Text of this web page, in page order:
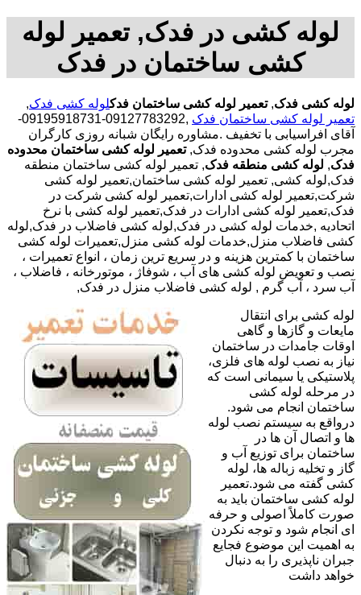
لوله کشی در فدک, تعمیر لوله
کشی ساختمان در فدک
لوله کشی فدک,تعمیر لوله کشی ساختمان فدکلوله کشی فدک,
تعمیر لوله کشی ساختمان فدک
,09127783292-09195918731-
آقای افراسیابی با تخفیف .مشاوره رایگان شبانه روزی کارگران
مجرب لوله کشی محدوده فدک,تعمیر لوله کشی ساختمان محدوده
فدک, لوله کشی منطقه فدک, تعمیر لوله کشی ساختمان منطقه
فدک,لوله کشی, تعمیر لوله کشی ساختمان,تعمیر لوله کشی
شرکت,تعمیر لوله کشی ادارات,تعمیر لوله کشی شرکت در
فدک,تعمیر لوله کشی ادارات در فدک,تعمیر لوله کشی با نرخ
اتحادیه ,خدمات لوله کشی در فدک,لوله کشی فاضلاب در فدک,لوله
کشی فاضلاب منزل,خدمات لوله کشی منزل,تعمیرات لوله کشی
ساختمان با کمترین هزینه و در سریع ترین زمان ، انواع تعمیرات ،
نصب و تعویض لوله کشی های آب ، شوفاژ ، موتورخانه ، فاضلاب ،
آب سرد ، آب گرم , لوله کشی فاضلاب منزل در فدک,
لوله کشی برای انتقال
مایعات و گازها و گاهی
اوقات جامدات در ساختمان
نیاز به نصب لوله های فلزی،
پلاستیکی یا سیمانی است که
در مرحله لوله کشی
ساختمان انجام می شود.
درواقع به سیستم نصب لوله
ها و اتصال آن ها در
ساختمان برای توزیع آب و
گاز و تخلیه زباله ها، لوله
کشی گفته می شود.تعمیر
لوله کشی ساختمان باید به
صورت کاملاً اصولی و حرفه
ای انجام شود و توجه نکردن
به اهمیت این موضوع فجایع
جبران ناپذیری را به دنبال
خواهد داشت